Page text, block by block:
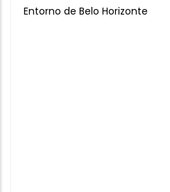
Entorno de Belo Horizonte